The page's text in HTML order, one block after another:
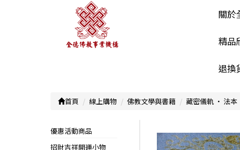
關於
精品
退換
首頁 線上購物 佛教文學與書籍 藏密儀軌 ‧ 法本
優惠活動商品
招財吉祥開運小物